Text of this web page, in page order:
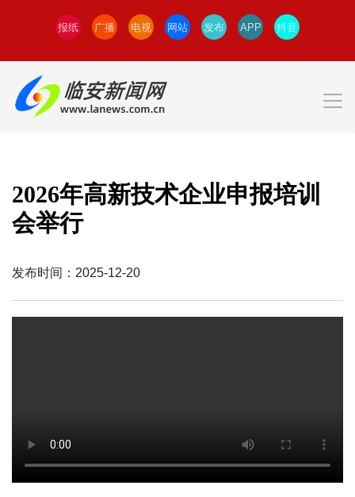
报纸 广播 电视 网站 发布 APP 抖音
2026年高新技术企业申报培训
会举行
发布时间：2025-12-20